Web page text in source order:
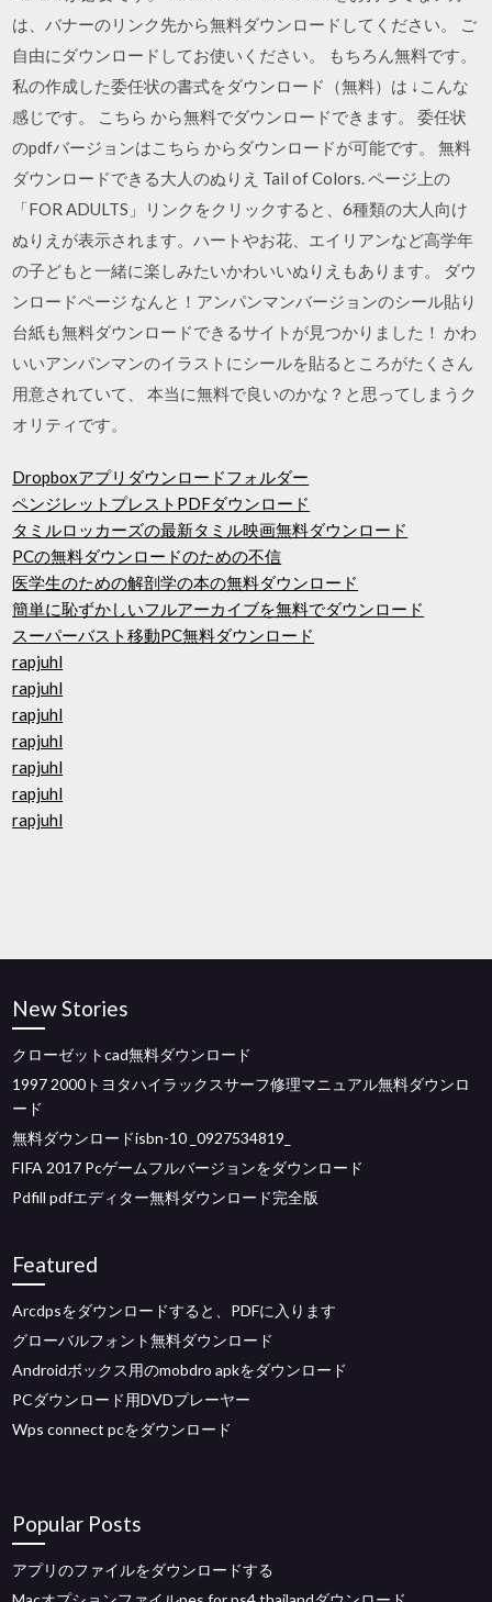
は、バナーのリンク先から無料ダウンロードしてください。 ご
自由にダウンロードしてお使いください。 もちろん無料です。
私の作成した委任状の書式をダウンロード（無料）は ↓こんな
感じです。 こちら から無料でダウンロードできます。 委任状
のpdfバージョンはこちら からダウンロードが可能です。 無料
ダウンロードできる大人のぬりえ Tail of Colors. ページ上の
「FOR ADULTS」リンクをクリックすると、6種類の大人向け
ぬりえが表示されます。ハートやお花、エイリアンなど高学年
の子どもと一緒に楽しみたいかわいいぬりえもあります。 ダウ
ンロードページ なんと！アンパンマンバージョンのシール貼り
台紙も無料ダウンロードできるサイトが見つかりました！ かわ
いいアンパンマンのイラストにシールを貼るところがたくさん
用意されていて、 本当に無料で良いのかな？と思ってしまうク
オリティです。
Dropboxアプリダウンロードフォルダー
ペンジレットプレストPDFダウンロード
タミルロッカーズの最新タミル映画無料ダウンロード
PCの無料ダウンロードのための不信
医学生のための解剖学の本の無料ダウンロード
簡単に恥ずかしいフルアーカイブを無料でダウンロード
スーパーバスト移動PC無料ダウンロード
rapjuhl
rapjuhl
rapjuhl
rapjuhl
rapjuhl
rapjuhl
rapjuhl
New Stories
クローゼットcad無料ダウンロード
1997 2000トヨタハイラックスサーフ修理マニュアル無料ダウンロ
ード
無料ダウンロードisbn-10 _0927534819_
FIFA 2017 Pcゲームフルバージョンをダウンロード
Pdfill pdfエディター無料ダウンロード完全版
Featured
Arcdpsをダウンロードすると、PDFに入ります
グローバルフォント無料ダウンロード
Androidボックス用のmobdro apkをダウンロード
PCダウンロード用DVDプレーヤー
Wps connect pcをダウンロード
Popular Posts
アプリのファイルをダウンロードする